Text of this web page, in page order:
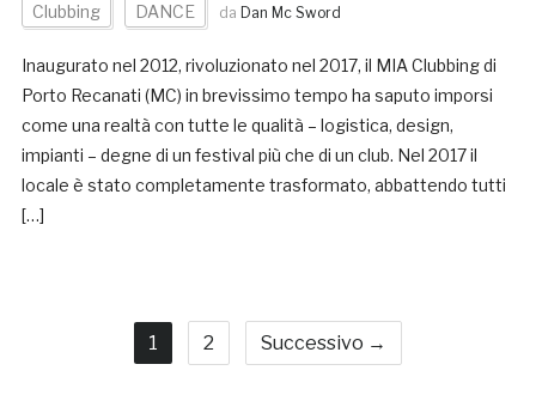
Clubbing DANCE da Dan Mc Sword
Inaugurato nel 2012, rivoluzionato nel 2017, il MIA Clubbing di
Porto Recanati (MC) in brevissimo tempo ha saputo imporsi
come una realtà con tutte le qualità – logistica, design,
impianti – degne di un festival più che di un club. Nel 2017 il
locale è stato completamente trasformato, abbattendo tutti
[…]
1 2 Successivo →